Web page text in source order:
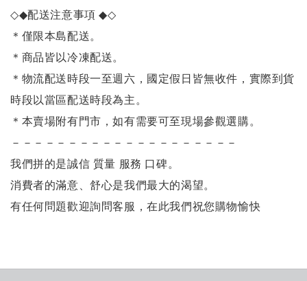
◇◆配送注意事項◆◇
＊僅限本島配送。
＊商品皆以冷凍配送。
＊物流配送時段一至週六，國定假日皆無收件，實際到貨
時段以當區配送時段為主。
＊本賣場附有門市，如有需要可至現場參觀選購。
－－－－－－－－－－－－－－－－－－－－
我們拼的是誠信 質量 服務 口碑。
消費者的滿意、舒心是我們最大的渴望。
有任何問題歡迎詢問客服，在此我們祝您購物愉快